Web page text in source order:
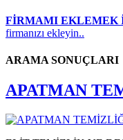
FİRMAMI EKLEMEK
firmanızı ekleyin..
ARAMA SONUÇLARI
APATMAN